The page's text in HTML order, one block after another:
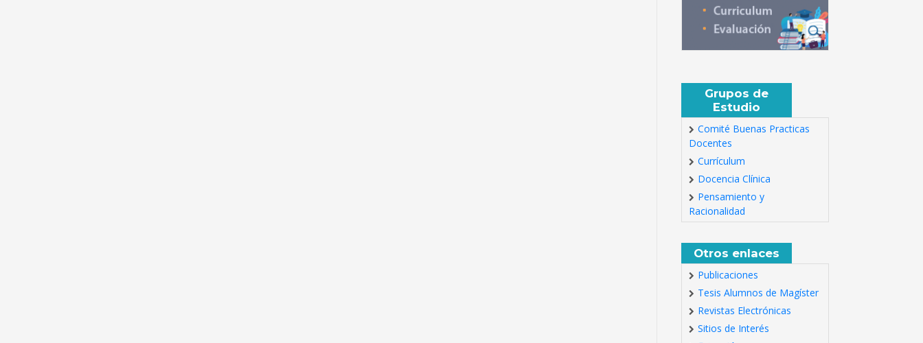
Grupos de
Estudio
Comité Buenas Practicas
Docentes
Currículum
Docencia Clínica
Pensamiento y
Racionalidad
Otros enlaces
Publicaciones
Tesis Alumnos de Magíster
Revistas Electrónicas
Sitios de Interés